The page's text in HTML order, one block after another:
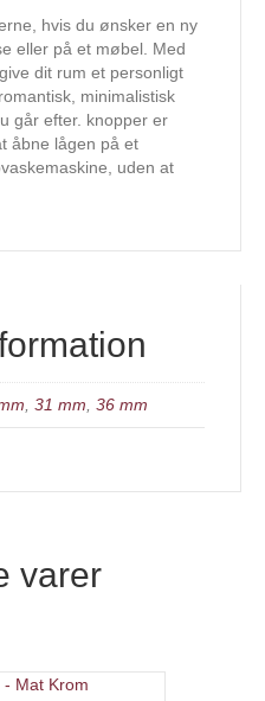
hvis du ønsker en ny
eller på et møbel. Med
dit rum et personligt
minimalistisk
går efter. knopper er
åbne lågen på et
uden at
, 31 mm, 36 mm
varer